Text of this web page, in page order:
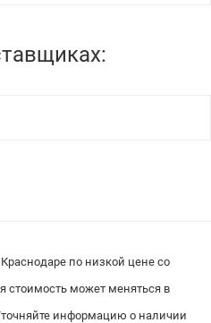
по низкой цене со
стоимость может меняться в
информацию о наличии